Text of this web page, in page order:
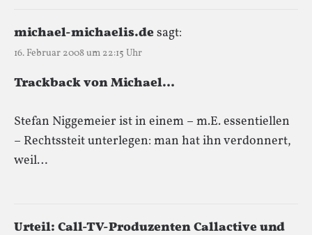
michael-michaelis.desagt:
16. Februar 2008 um 22:15 Uhr
Trackback von Michael…
Stefan Niggemeier ist in einem – m.E. essentiellen
– Rechtssteit unterlegen: man hat ihn verdonnert,
weil…
Urteil: Call-TV-Produzenten Callactive und